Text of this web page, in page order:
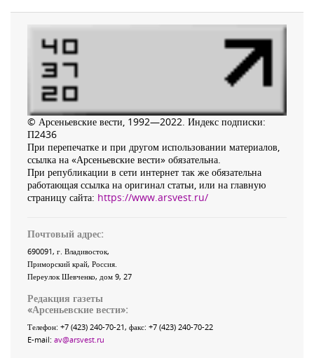
© Арсеньевские вести, 1992—2022. Индекс подписки:
П2436
При перепечатке и при другом использовании материалов,
ссылка на «Арсеньевские вести» обязательна.
При републикации в сети интернет так же обязательна
работающая ссылка на оригинал статьи, или на главную
страницу сайта: https://www.arsvest.ru/
Почтовый адрес:
690091, г. Владивосток,
Приморский край, Россия.
Переулок Шевченко, дом 9, 27
Редакция газеты
«Арсеньевские вести»:
Телефон: +7 (423) 240-70-21, факс: +7 (423) 240-70-22
E-mail: av@arsvest.ru